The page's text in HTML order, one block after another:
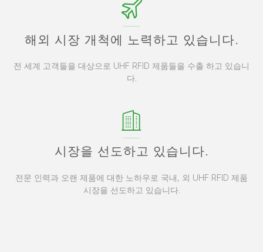
해외 시장 개척에 노력하고 있습니다.
전 세계 고객들을 대상으로 UHF RFID 제품들을 수출 하고 있습니
다.
시장을 선도하고 있습니다.
전문 인력과 오랜 제품에 대한 노하우로 국내, 외 UHF RFID 제품
시장을 선도하고 있습니다.